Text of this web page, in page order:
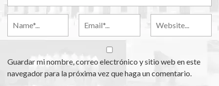
Guardar mi nombre, correo electrónico y sitio web en este
navegador para la próxima vez que haga un comentario.